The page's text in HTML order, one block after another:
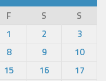
F S
S
1
2
3
8 9
10
15 16
17